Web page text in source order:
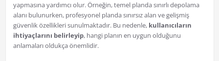
yapmasına yardımcı olur. Örneğin, temel planda sınırlı depolama
alanı bulunurken, profesyonel planda sınırsız alan ve gelişmiş
güvenlik özellikleri sunulmaktadır. Bu nedenle, kullanıcıların
ihtiyaçlarını belirleyip, hangi planın en uygun olduğunu
anlamaları oldukça önemlidir.